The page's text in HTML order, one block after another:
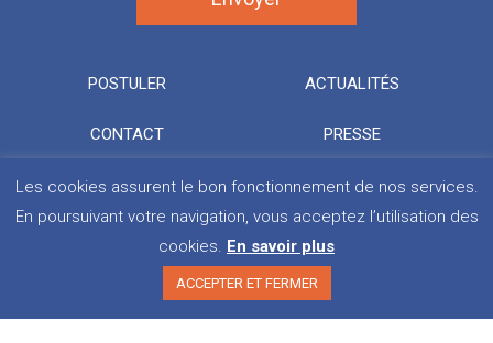
POSTULER ACTUALITÉS
CONTACT PRESSE
Les cookies assurent le bon fonctionnement de nos services.
En poursuivant votre navigation, vous acceptez l’utilisation des
cookies. En savoir plus
ACCEPTER ET FERMER